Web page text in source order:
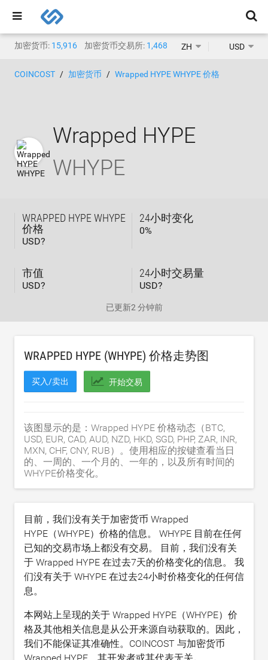
加密货币: 15,916 加密货币交易所: 1,468 ZH USD
COINCOST 加密货币 Wrapped HYPE WHYPE 价格
Wrapped HYPE
WHYPE
WRAPPED HYPE WHYPE
价格
USD?
24小时变化
0%
市值
USD?
24小时交易量
USD?
已更新2 分钟前
WRAPPED HYPE (WHYPE) 价格走势图
买入/卖出 开始交易
该图显示的是：Wrapped HYPE 价格动态（BTC,
USD, EUR, CAD, AUD, NZD, HKD, SGD, PHP, ZAR, INR,
MXN, CHF, CNY, RUB）。使用相应的按键查看当日
的、一周的、一个月的、一年的，以及所有时间的
WHYPE价格变化。
目前，我们没有关于加密货币 Wrapped
HYPE（WHYPE）价格的信息。 WHYPE 目前在任何
已知的交易市场上都没有交易。 目前，我们没有关
于 Wrapped HYPE 在过去7天的价格变化的信息。 我
们没有关于 WHYPE 在过去24小时价格变化的任何信
息。
本网站上呈现的关于 Wrapped HYPE（WHYPE）价
格及其他相关信息是从公开来源自动获取的。因此，
我们不能保证其准确性。COINCOST 与加密货币